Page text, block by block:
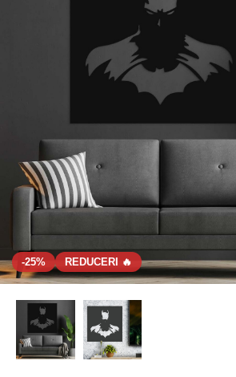
-25% REDUCERI 🔥